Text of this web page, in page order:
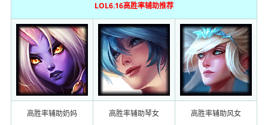
LOL6.16高胜率辅助推荐
高胜率辅助奶妈 高胜率辅助琴女 高胜率辅助风女